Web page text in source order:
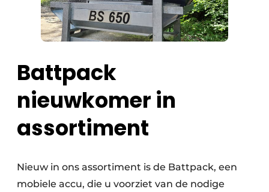
Battpack
nieuwkomer in
assortiment
Nieuw in ons assortiment is de Battpack, een
mobiele accu, die u voorziet van de nodige